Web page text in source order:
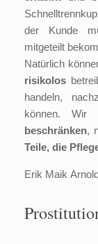
der Kunde
mitgeteilt
Natürlich
risikolos
handeln,
können. Wir
beschränken,
Teile, die
Erik Maik